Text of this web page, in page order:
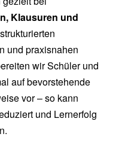
Klausuren und
und praxisnahen
wir Schüler und
auf bevorstehende
vor – so kann
und Lernerfolg